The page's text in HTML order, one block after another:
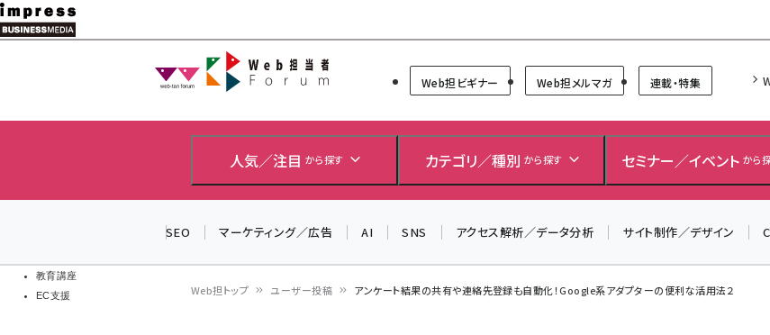
メ
イ
教育講座
EC支援
Web担当者Forum
Web担ビギナー Web担メルマガ 連載・特集
人気／注目 から探す カテゴリ／種別 から探す セミナー／イベント から
SEO マーケティング／広告 AI SNS アクセス解析／データ分析 サイト制作／デザイン
Web担トップ ユーザー投稿 アンケート結果の共有や連絡先登録も自動化！Google系アダプターの便利な活用法２
＼ 8月27日開催、申し込み受付中！ ／
生成AIをマーケティング等に活用するための考え方を
るセミナーイベント「生成AI × マーケティング フォーラム
2026」開催！
▼申し込みはこちらから▼